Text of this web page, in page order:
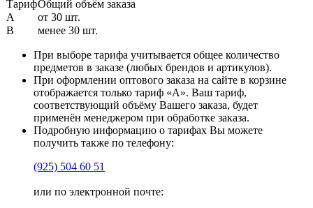
ТарифОбщий объём заказа
A
от 30 шт.
B
менее 30 шт.
При выборе тарифа учитывается общее количество
предметов в заказе (любых брендов и артикулов).
При оформлении оптового заказа на сайте в корзине
отображается только тариф «А». Ваш тариф,
соответствующий объёму Вашего заказа, будет
применён менеджером при обработке заказа.
Подробную информацию о тарифах Вы можете
получить также по телефону:
(925) 504 60 51
или по электронной почте: